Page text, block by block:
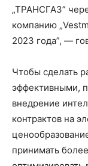
„ТРАНСГАЗ”
компанию
2023 года”, —
Чтобы сделать
эффективными,
внедрение
контрактов на
принимать